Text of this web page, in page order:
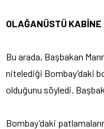
OLAĞANÜSTÜ
Bu arada, Başbakan
nitelediği Bombay’daki
olduğunu söyledi.
Bombay’daki